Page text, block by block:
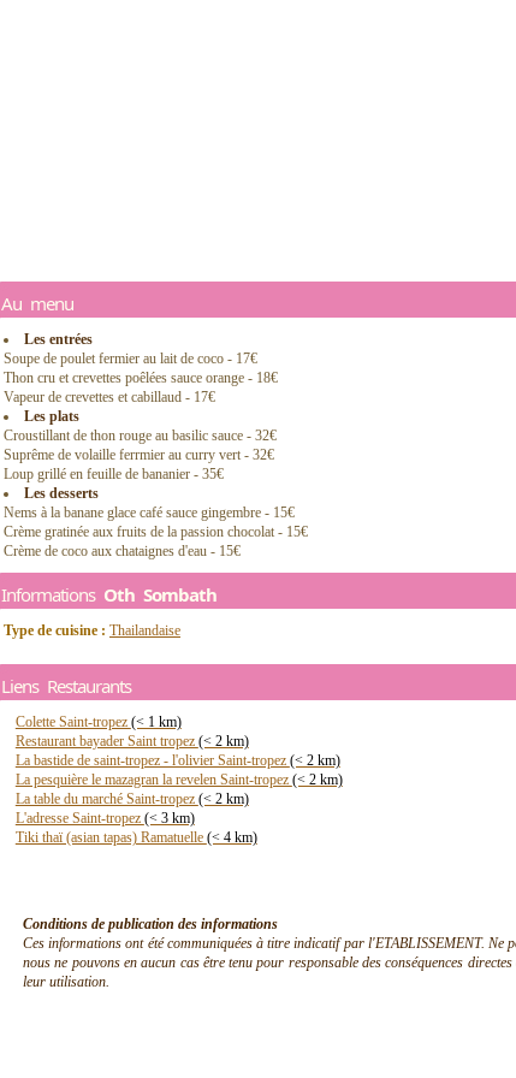
Au menu
Les entrées
Soupe de poulet fermier au lait de coco - 17€
Thon cru et crevettes poêlées sauce orange - 18€
Vapeur de crevettes et cabillaud - 17€
Les plats
Croustillant de thon rouge au basilic sauce - 32€
Suprême de volaille ferrmier au curry vert - 32€
Loup grillé en feuille de bananier - 35€
Les desserts
Nems à la banane glace café sauce gingembre - 15€
Crème gratinée aux fruits de la passion chocolat - 15€
Crème de coco aux chataignes d'eau - 15€
Informations Oth Sombath
Type de cuisine : Thailandaise
Liens Restaurants
Colette Saint-tropez (< 1 km)
Restaurant bayader Saint tropez (< 2 km)
La bastide de saint-tropez - l'olivier Saint-tropez (< 2 km)
La pesquière le mazagran la revelen Saint-tropez (< 2 km)
La table du marché Saint-tropez (< 2 km)
L'adresse Saint-tropez (< 3 km)
Tiki thaï (asian tapas) Ramatuelle (< 4 km)
Conditions de publication des informations
Ces informations ont été communiquées à titre indicatif par l'ETABLISSEMENT. Ne
nous ne pouvons en aucun cas être tenu pour responsable des conséquences
leur utilisation.